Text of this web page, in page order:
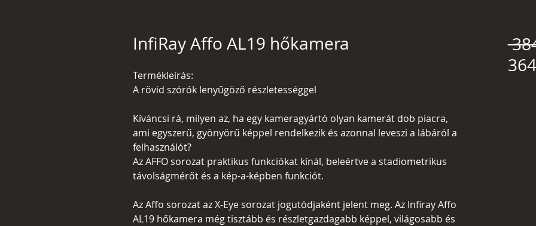
InfiRay Affo AL19 hőkamera
Termékleírás:
A rövid szórók lenyűgöző részletességgel
Kíváncsi rá, milyen az, ha egy kameragyártó olyan kamerát dob piacra,
ami egyszerű, gyönyörű képpel rendelkezik és azonnal leveszi a lábáról a
felhasználót?
Az AFFO sorozat praktikus funkciókat kínál, beleértve a stadiometrikus
távolságmérőt és a kép-a-képben funkciót.
Az Affo sorozat az X-Eye sorozat jogutódjaként jelent meg. Az Infiray Affo
AL19 hőkamera még tisztább és részletgazdagabb képpel, világosabb és